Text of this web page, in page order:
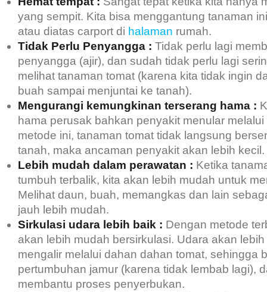
yang sempit. Kita bisa menggantung tanaman
atau diatas carport di halaman rumah.
Tidak Perlu Penyangga : Tidak perlu lagi
penyangga (ajir), dan sudah tidak perlu lagi
melihat tanaman tomat (karena kita tidak ingin
buah sampai menjuntai ke tanah).
Mengurangi kemungkinan terserang hama :
hama perusak bahkan penyakit menular
metode ini, tanaman tomat tidak langsung
tanah, maka ancaman penyakit akan lebih kecil.
Lebih mudah dalam perawatan : Ketika
tumbuh terbalik, kita akan lebih mudah untuk
Melihat daun, buah, memangkas dan lain
jauh lebih mudah.
Sirkulasi udara lebih baik : Dengan metode
akan lebih mudah bersirkulasi. Udara akan
mengalir melalui dahan dahan tomat, sehingga
pertumbuhan jamur (karena tidak lembab lagi),
membantu proses penyerbukan.